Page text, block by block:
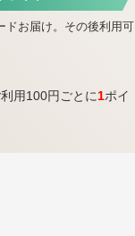
ドお届け。その後利用可
用100円ごとに1ポイ